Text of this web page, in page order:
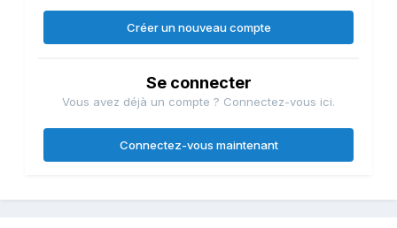
Créer un nouveau compte
Se connecter
Vous avez déjà un compte ? Connectez-vous ici.
Connectez-vous maintenant